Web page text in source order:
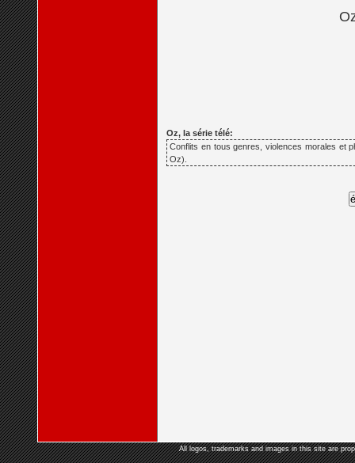
Oz, la série télé:
Conflits en tous genres, violences morales et
Oz).
All logos, trademarks and images in this site are